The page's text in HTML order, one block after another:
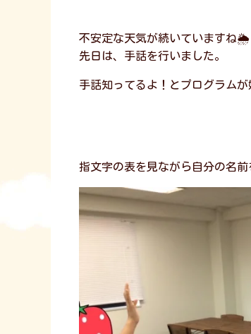
不安定な天気が続いていますね🌦️
先日は、手話を行いました。
手話知ってるよ！とプログラム
指文字の表を見ながら自分の名前